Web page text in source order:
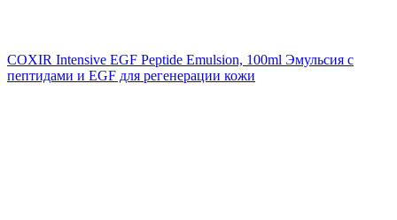
COXIR Intensive EGF Peptide Emulsion, 100ml Эмульсия с
пептидами и EGF для регенерации кожи